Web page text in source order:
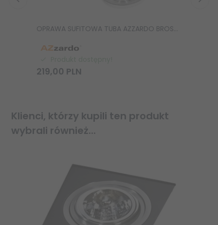
OPRAWA SUFITOWA TUBA AZZARDO BROSS 2 WHITE/ALUMINIUM
219,00 PLN
Klienci, którzy kupili ten produkt
wybrali również...